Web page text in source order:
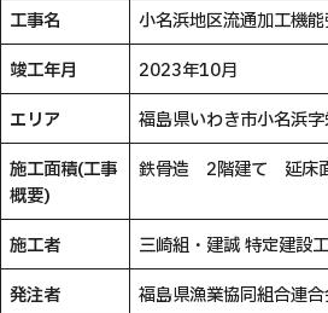
工事名
小名浜地区流通加工機
竣工年月
2023年10月
エリア
福島県いわき市小名浜
施工面積(工事
概要)
鉄骨造 2階建て 延床
施工者
三崎組・建誠 特定建設
発注者
福島県漁業協同組合連